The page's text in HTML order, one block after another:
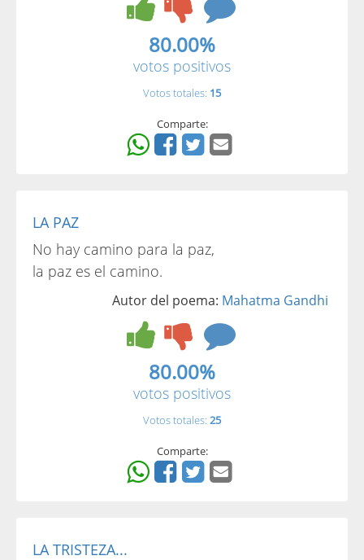
80.00%
votos positivos
Votos totales: 15
Comparte:
LA PAZ
No hay camino para la paz,
la paz es el camino.
Autor del poema: Mahatma Gandhi
80.00%
votos positivos
Votos totales: 25
Comparte:
LA TRISTEZA...